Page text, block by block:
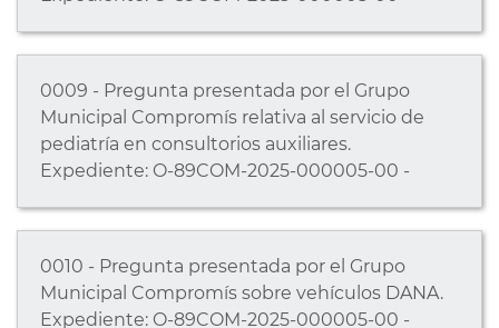
0009 - Pregunta presentada por el Grupo
Municipal Compromís relativa al servicio de
pediatría en consultorios auxiliares.
Expediente: O-89COM-2025-000005-00 -
0010 - Pregunta presentada por el Grupo
Municipal Compromís sobre vehículos DANA.
Expediente: O-89COM-2025-000005-00 -